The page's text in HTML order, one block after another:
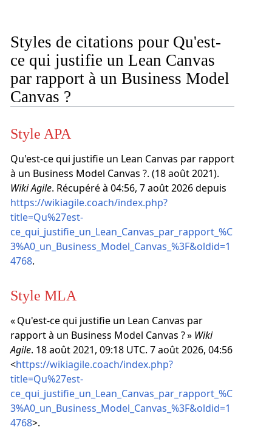
Styles de citations pour Qu'est-
ce qui justifie un Lean Canvas
par rapport à un Business Model
Canvas ?
Style APA
Qu'est-ce qui justifie un Lean Canvas par rapport
à un Business Model Canvas ?. (18 août 2021).
Wiki Agile. Récupéré à 04:56, 7 août 2026 depuis
https://wikiagile.coach/index.php?
title=Qu%27est-
ce_qui_justifie_un_Lean_Canvas_par_rapport_%C
3%A0_un_Business_Model_Canvas_%3F&oldid=1
4768.
Style MLA
« Qu'est-ce qui justifie un Lean Canvas par
rapport à un Business Model Canvas ? » Wiki
Agile. 18 août 2021, 09:18 UTC. 7 août 2026, 04:56
<https://wikiagile.coach/index.php?
title=Qu%27est-
ce_qui_justifie_un_Lean_Canvas_par_rapport_%C
3%A0_un_Business_Model_Canvas_%3F&oldid=1
4768>.